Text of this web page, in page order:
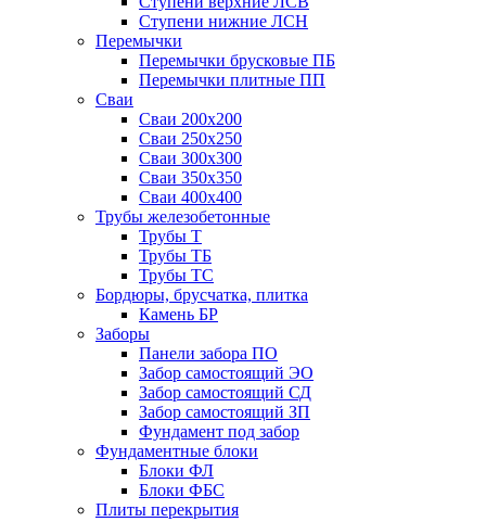
Ступени нижние ЛСН
Перемычки
Перемычки брусковые ПБ
Перемычки плитные ПП
Сваи
Сваи 200х200
Сваи 250х250
Сваи 300х300
Сваи 350х350
Сваи 400х400
Трубы железобетонные
Трубы Т
Трубы ТБ
Трубы ТС
Бордюры, брусчатка, плитка
Камень БР
Заборы
Панели забора ПО
Забор самостоящий ЭО
Забор самостоящий СД
Забор самостоящий ЗП
Фyндамент под забор
Фундаментные блоки
Блоки ФЛ
Блоки ФБС
Плиты перекрытия